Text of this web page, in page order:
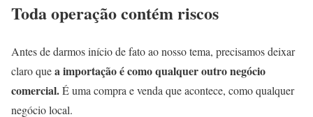
Toda operação contém riscos
Antes de darmos início de fato ao nosso tema, precisamos deixar
claro quea importação é como qualquer outro negócio
comercial.É uma compra e venda que acontece, como qualquer
negócio local.